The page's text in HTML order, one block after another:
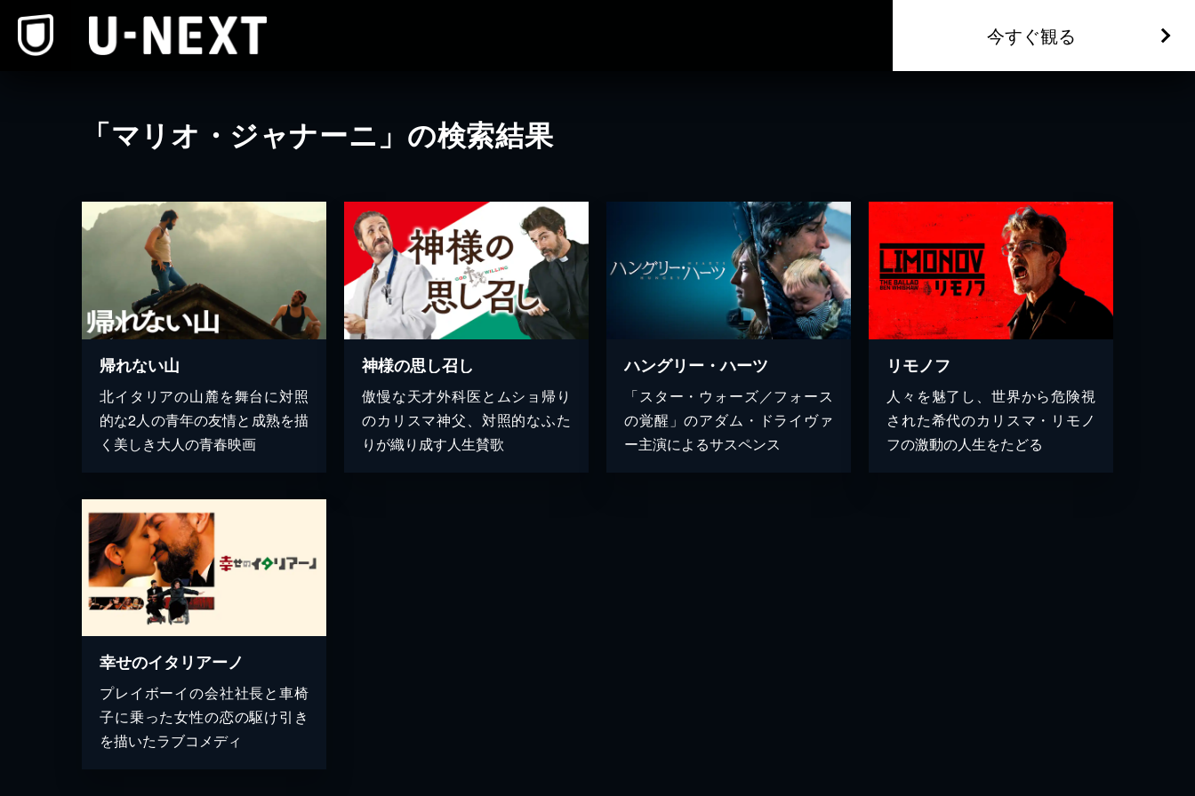
今すぐ観る
「マリオ・ジャナーニ」の検索結果
帰れない山
北イタリアの山麓を舞台に対照
的な2人の青年の友情と成熟を描
く美しき大人の青春映画
神様の思し召し
傲慢な天才外科医とムショ帰り
のカリスマ神父、対照的なふた
りが織り成す人生賛歌
ハングリー・ハーツ
「スター・ウォーズ／フォース
の覚醒」のアダム・ドライヴァ
ー主演によるサスペンス
リモノフ
人々を魅了し、世界から危険視
された希代のカリスマ・リモノ
フの激動の人生をたどる
幸せのイタリアーノ
プレイボーイの会社社長と車椅
子に乗った女性の恋の駆け引き
を描いたラブコメディ